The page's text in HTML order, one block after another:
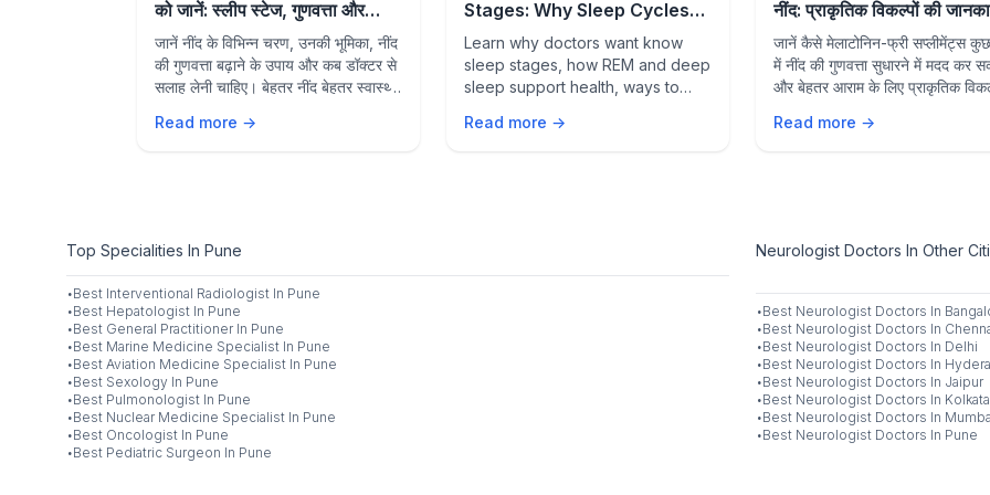
को जानें: स्लीप स्टेज, गुणवत्ता और
बेहतर स्वास्थ्य
जानें नींद के विभिन्न चरण, उनकी भूमिका, नींद
की गुणवत्ता बढ़ाने के उपाय और कब डॉक्टर से
सलाह लेनी चाहिए। बेहतर नींद बेहतर स्वास्थ्य
Read more →
Stages: Why Sleep Cycles
Matter for Better Health
and Quality Sleep
Learn why doctors want know
sleep stages, how REM and deep
sleep support health, ways to
to seek medical advice for sleep
Read more →
नींद: प्राकृतिक विकल्पों की
जानें कैसे मेलाटोनिन-फ्री सप्लीमेंट्स कुछ
में नींद की गुणवत्ता सुधारने में मदद कर
और बेहतर आराम के लिए प्राकृतिक
Read more →
Top Specialities In Pune
·Best Interventional Radiologist In Pune
·Best Hepatologist In Pune
·Best General Practitioner In Pune
·Best Marine Medicine Specialist In Pune
·Best Aviation Medicine Specialist In Pune
·Best Sexology In Pune
·Best Pulmonologist In Pune
·Best Nuclear Medicine Specialist In Pune
·Best Oncologist In Pune
·Best Pediatric Surgeon In Pune
Neurologist Doctors In Other
·Best Neurologist Doctors In
·Best Neurologist Doctors In
·Best Neurologist Doctors In Delhi
·Best Neurologist Doctors In
·Best Neurologist Doctors In Jaipur
·Best Neurologist Doctors In Kolkata
·Best Neurologist Doctors In
·Best Neurologist Doctors In Pune